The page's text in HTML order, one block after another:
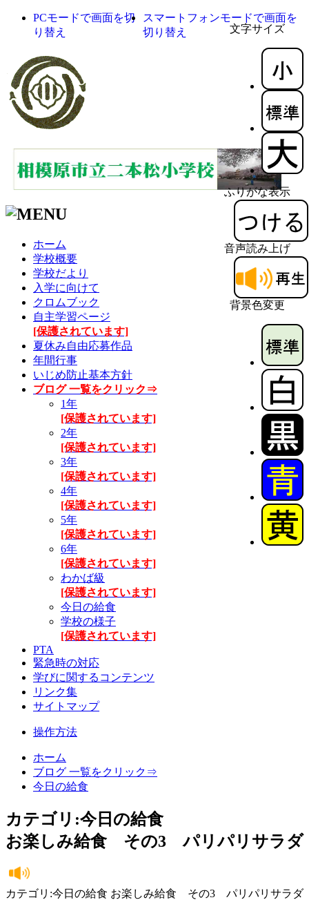
文字サイズ
ふりがな表示
音声読み上げ
背景色変更
PCモードで画面を切
り替え
スマートフォンモードで画面を
切り替え
ホーム
学校概要
学校だより
入学に向けて
クロムブック
自主学習ページ
[保護されています]
夏休み自由応募作品
年間行事
いじめ防止基本方針
ブログ 一覧をクリック⇒
1年
[保護されています]
2年
[保護されています]
3年
[保護されています]
4年
[保護されています]
5年
[保護されています]
6年
[保護されています]
わかば級
[保護されています]
今日の給食
学校の様子
[保護されています]
PTA
緊急時の対応
学びに関するコンテンツ
リンク集
サイトマップ
操作方法
ホーム
ブログ 一覧をクリック⇒
今日の給食
カテゴリ:今日の給食
お楽しみ給食 その3 パリパリサラダ
カテゴリ:今日の給食 お楽しみ給食 その3 パリパリサラダ